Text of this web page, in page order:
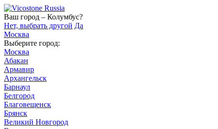
Ваш город – Колумбус?
Нет, выбрать другой Да
Москва
Выберите город:
Москва
Абакан
Армавир
Архангельск
Барнаул
Белгород
Благовещенск
Брянск
Великий Новгород